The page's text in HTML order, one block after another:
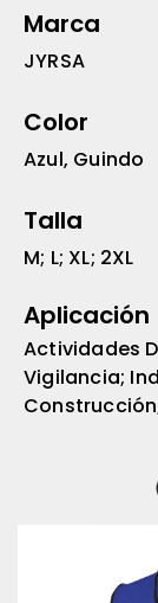
Marca
JYRSA
Color
Azul, Guindo
Talla
M; L; XL; 2XL
Aplicación
Actividades
Vigilancia;